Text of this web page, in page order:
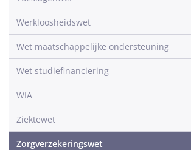
Werkloosheidswet
Wet maatschappelijke ondersteuning
Wet studiefinanciering
WIA
Ziektewet
Zorgverzekeringswet